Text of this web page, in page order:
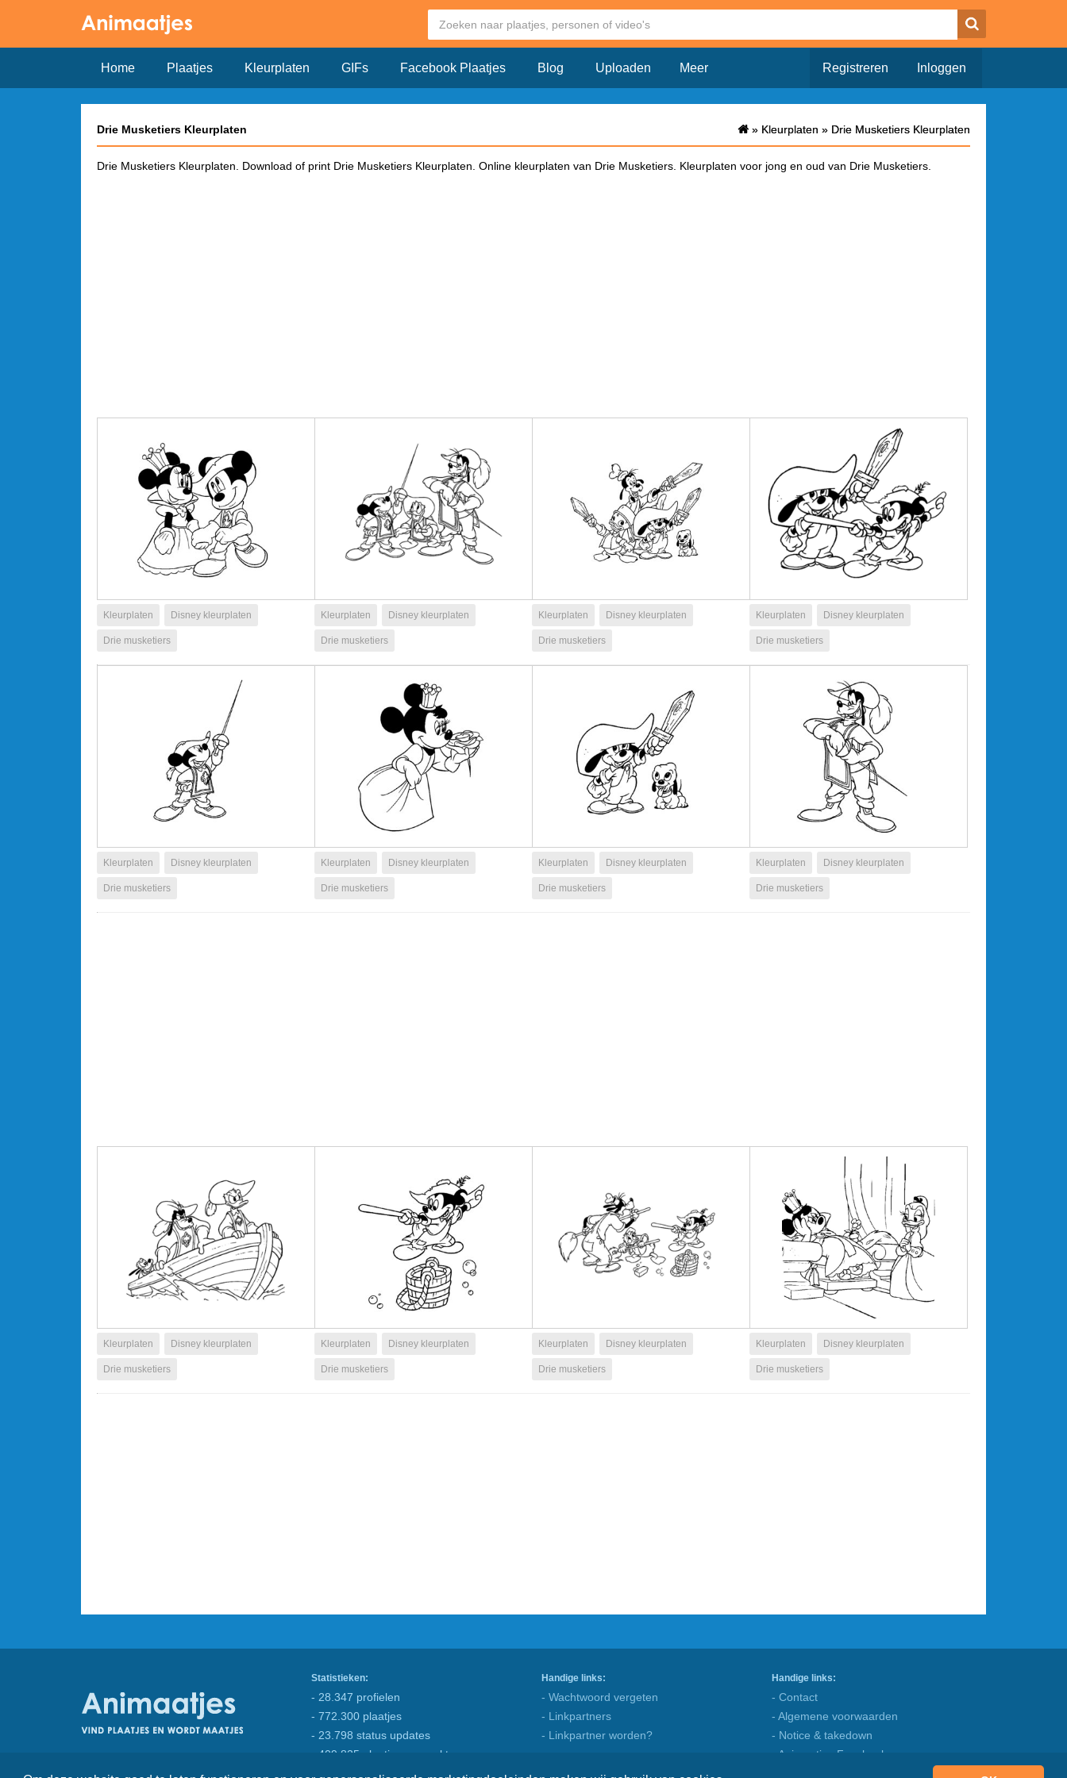
Home Plaatjes Kleurplaten GIFs Facebook Plaatjes Blog Uploaden Meer Registreren Inloggen
Drie Musketiers Kleurplaten » Kleurplaten » Drie Musketiers Kleurplaten
» Kleurplaten » Drie Musketiers Kleurplaten
Drie Musketiers Kleurplaten. Download of print Drie Musketiers Kleurplaten. Online kleurplaten van Drie Musketiers. Kleurplaten voor jong en oud van Drie Musketiers.
Kleurplaten Disney kleurplaten
Drie musketiers
Kleurplaten Disney kleurplaten
Drie musketiers
Kleurplaten Disney kleurplaten
Drie musketiers
Kleurplaten Disney kleurplaten
Drie musketiers
Kleurplaten Disney kleurplaten
Drie musketiers
Kleurplaten Disney kleurplaten
Drie musketiers
Kleurplaten Disney kleurplaten
Drie musketiers
Kleurplaten Disney kleurplaten
Drie musketiers
Kleurplaten Disney kleurplaten
Drie musketiers
Kleurplaten Disney kleurplaten
Drie musketiers
Kleurplaten Disney kleurplaten
Drie musketiers
Kleurplaten Disney kleurplaten
Drie musketiers
Statistieken:
- 28.347 profielen
- 772.300 plaatjes
- 23.798 status updates
- 409.825 plaatjes gemaakt
Handige links:
- Wachtwoord vergeten
- Linkpartners
- Linkpartner worden?
Handige links:
- Contact
- Algemene voorwaarden
- Notice & takedown
- Animaatjes Facebook